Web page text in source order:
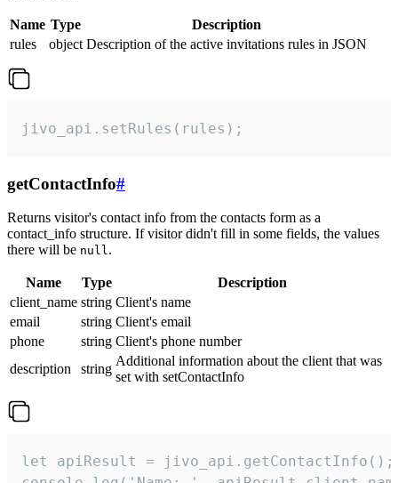
Name Type
Description
rules
object Description of the active invitations rules in JSON
jivo_api.setRules(rules);
getContactInfo#
Returns visitor's contact info from the contacts form as a
contact_info structure. If visitor didn't fill in some fields, the values
there will be null.
Name Type
Description
client_name string Client's name
email
string Client's email
phone
string Client's phone number
description
string
Additional information about the client that was
set with setContactInfo
let apiResult = jivo_api.getContactInfo();